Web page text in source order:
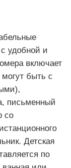
удобной и
включает
быть с
письменный
со
Детская
по